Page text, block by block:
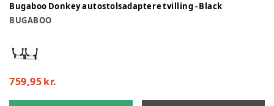
Bugaboo Donkey autostolsadaptere tvilling - Black
BUGABOO
759,95 kr.